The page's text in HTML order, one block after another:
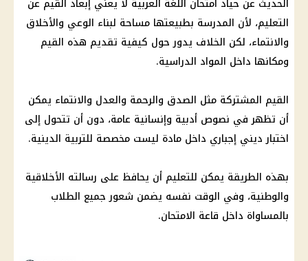
التعليم، لأن المدرسة بطبيعتها مساحة لبناء الوعي والأخلاق
والانتماء، لكن الخلاف يدور حول كيفية تقديم هذه القيم
ومكانها داخل المواد الدراسية.
القيم المشتركة مثل الصدق والرحمة والعدل والانتماء يمكن
أن تظهر في نصوص أدبية وإنسانية عامة، دون أن تتحول إلى
اختبار ديني إجباري داخل مادة ليست مخصصة للتربية الدينية.
بهذه الطريقة يمكن للتعليم أن يحافظ على رسالته الأخلاقية
والوطنية، وفي الوقت نفسه يضمن شعور جميع الطلاب
بالمساواة داخل قاعة الامتحان.